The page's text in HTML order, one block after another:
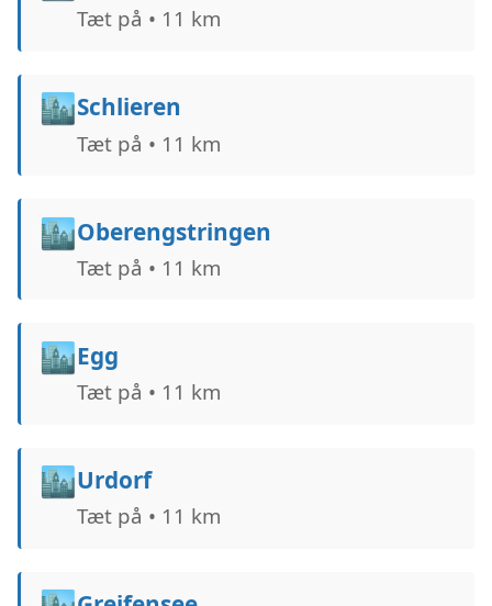
Tæt på • 11 km
🏙️Schlieren
Tæt på • 11 km
🏙️Oberengstringen
Tæt på • 11 km
🏙️Egg
Tæt på • 11 km
🏙️Urdorf
Tæt på • 11 km